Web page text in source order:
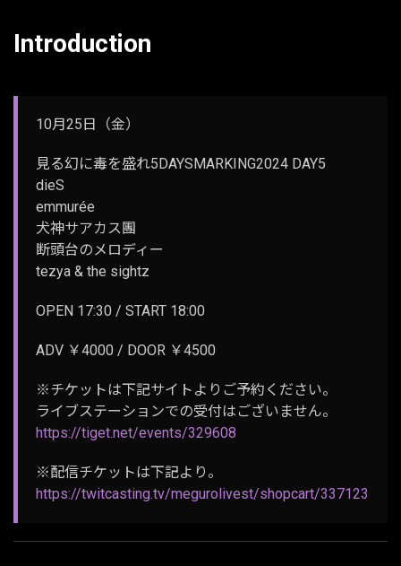
Introduction
10月25日（金）
見る幻に毒を盛れ5DAYSMARKING2024 DAY5
dieS
emmurée
犬神サアカス團
断頭台のメロディー
tezya & the sightz
OPEN 17:30 / START 18:00
ADV ￥4000 / DOOR ￥4500
※チケットは下記サイトよりご予約ください。
ライブステーションでの受付はございません。
https://tiget.net/events/329608
※配信チケットは下記より。
https://twitcasting.tv/megurolivest/shopcart/337123